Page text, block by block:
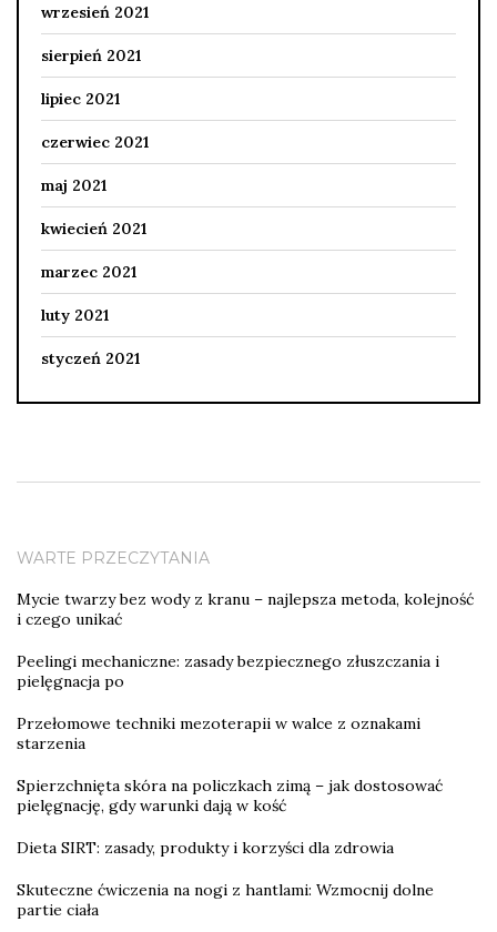
wrzesień 2021
sierpień 2021
lipiec 2021
czerwiec 2021
maj 2021
kwiecień 2021
marzec 2021
luty 2021
styczeń 2021
WARTE PRZECZYTANIA
Mycie twarzy bez wody z kranu – najlepsza metoda, kolejność
i czego unikać
Peelingi mechaniczne: zasady bezpiecznego złuszczania i
pielęgnacja po
Przełomowe techniki mezoterapii w walce z oznakami
starzenia
Spierzchnięta skóra na policzkach zimą – jak dostosować
pielęgnację, gdy warunki dają w kość
Dieta SIRT: zasady, produkty i korzyści dla zdrowia
Skuteczne ćwiczenia na nogi z hantlami: Wzmocnij dolne
partie ciała